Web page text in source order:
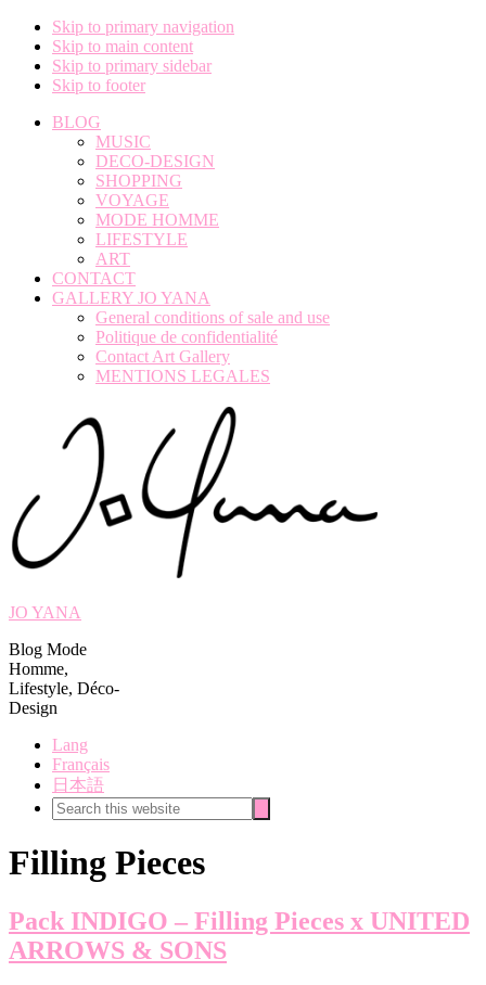
Skip to primary navigation
Skip to main content
Skip to primary sidebar
Skip to footer
BLOG
MUSIC
DECO-DESIGN
SHOPPING
VOYAGE
MODE HOMME
LIFESTYLE
ART
CONTACT
GALLERY JO YANA
General conditions of sale and use
Politique de confidentialité
Contact Art Gallery
MENTIONS LEGALES
JO YANA
Blog Mode
Homme,
Lifestyle, Déco-
Design
Lang
Français
日本語
Search
this
Filling Pieces
Pack INDIGO – Filling Pieces x UNITED
ARROWS & SONS